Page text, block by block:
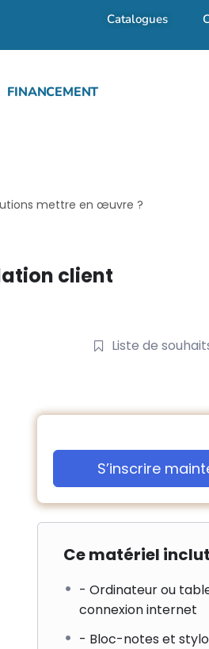
Catalogues
FINANCEMENT
mettre en œuvre ?
client
Liste de
S’inscrire
Ce matériel inclut
- Ordinateur ou
connexion internet
- Bloc-notes et stylo